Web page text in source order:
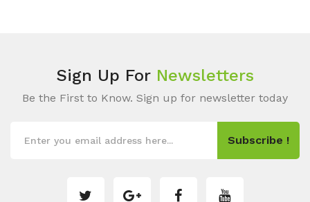
Sign Up For Newsletters
Be the First to Know. Sign up for newsletter today
Subscribe !